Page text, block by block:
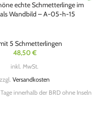
echte Schmetterlinge im
Wandbild – A-05-h-15
5 Schmetterlingen
48,50 €
inkl. MwSt.
zzgl.Versandkosten
Tage innerhalb der BRD ohne Inseln